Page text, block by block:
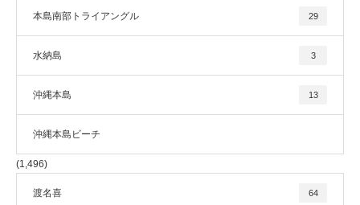
本島南部トライアングル 29
水納島 3
沖縄本島 13
沖縄本島ビーチ
(1,496)
渡名喜 64